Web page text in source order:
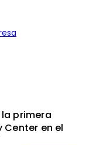
primera
en el